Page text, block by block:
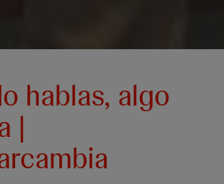
hablas, algo
|